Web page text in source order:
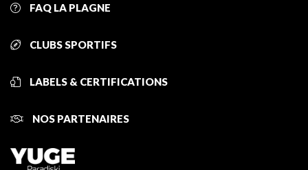
FAQ LA PLAGNE
CLUBS SPORTIFS
LABELS & CERTIFICATIONS
NOS PARTENAIRES